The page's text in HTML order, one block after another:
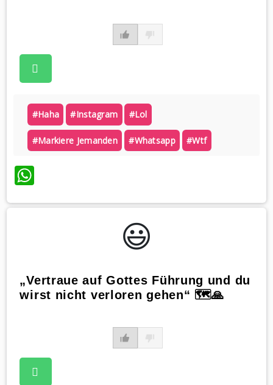
#haha #instagram #lol
#markiere Jemanden #whatsapp #wtf
WhatsApp
😃️
„Vertraue auf Gottes Führung und du
wirst nicht verloren gehen“ 🗺️🙏